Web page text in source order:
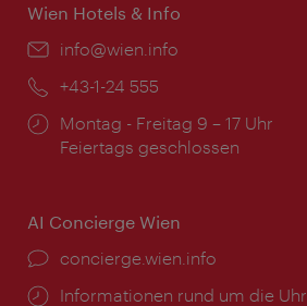
Wien Hotels & Info
Email:
info@wien.info
Telefon:
+43-1-24 555
Öffnungszeiten:
Montag - Freitag 9 – 17 Uhr
Feiertags geschlossen
AI Concierge Wien
Ort:
concierge.wien.info
Öffnungszeiten:
Informationen rund um die Uhr